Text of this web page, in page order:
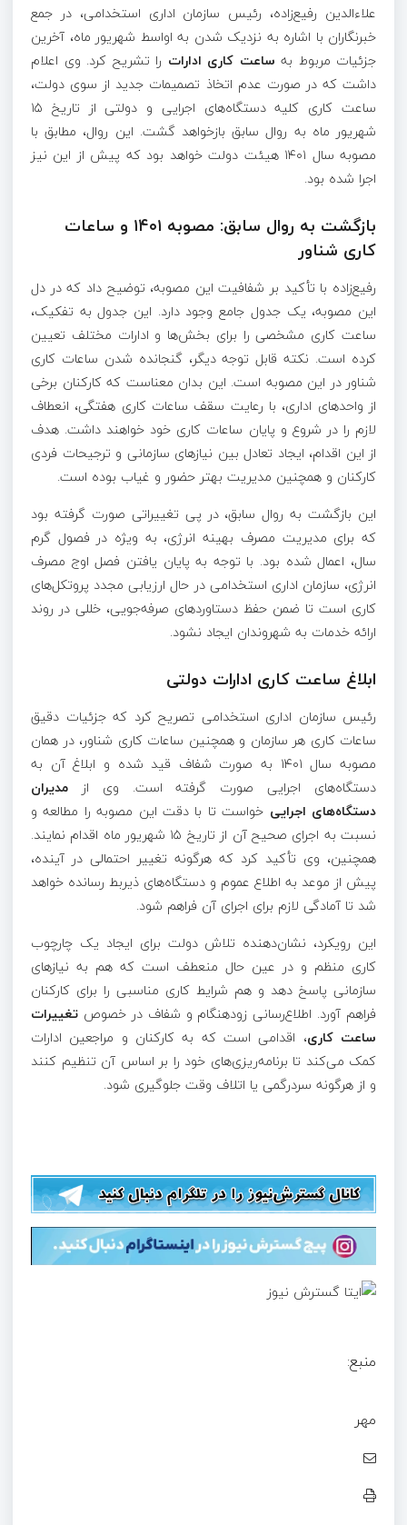
علاءالدین رفیع‌زاده، رئیس سازمان اداری استخدامی، در جمع
خبرنگاران با اشاره به نزدیک شدن به اواسط شهریور ماه، آخرین
جزئیات مربوط به ساعت کاری ادارات را تشریح کرد. وی اعلام
داشت که در صورت عدم اتخاذ تصمیمات جدید از سوی دولت،
ساعت کاری کلیه دستگاه‌های اجرایی و دولتی از تاریخ ۱۵
شهریور ماه به روال سابق بازخواهد گشت. این روال، مطابق با
مصوبه سال ۱۴۰۱ هیئت دولت خواهد بود که پیش از این نیز
اجرا شده بود.
بازگشت به روال سابق: مصوبه ۱۴۰۱ و ساعات
کاری شناور
رفیع‌زاده با تأکید بر شفافیت این مصوبه، توضیح داد که در دل
این مصوبه، یک جدول جامع وجود دارد. این جدول به تفکیک،
ساعت کاری مشخصی را برای بخش‌ها و ادارات مختلف تعیین
کرده است. نکته قابل توجه دیگر، گنجانده شدن ساعات کاری
شناور در این مصوبه است. این بدان معناست که کارکنان برخی
از واحدهای اداری، با رعایت سقف ساعات کاری هفتگی، انعطاف
لازم را در شروع و پایان ساعات کاری خود خواهند داشت. هدف
از این اقدام، ایجاد تعادل بین نیازهای سازمانی و ترجیحات فردی
کارکنان و همچنین مدیریت بهتر حضور و غیاب بوده است.
این بازگشت به روال سابق، در پی تغییراتی صورت گرفته بود
که برای مدیریت مصرف بهینه انرژی، به ویژه در فصول گرم
سال، اعمال شده بود. با توجه به پایان یافتن فصل اوج مصرف
انرژی، سازمان اداری استخدامی در حال ارزیابی مجدد پروتکل‌های
کاری است تا ضمن حفظ دستاوردهای صرفه‌جویی، خللی در روند
ارائه خدمات به شهروندان ایجاد نشود.
ابلاغ ساعت کاری ادارات دولتی
رئیس سازمان اداری استخدامی تصریح کرد که جزئیات دقیق
ساعات کاری هر سازمان و همچنین ساعات کاری شناور، در همان
مصوبه سال ۱۴۰۱ به صورت شفاف قید شده و ابلاغ آن به
دستگاه‌های اجرایی صورت گرفته است. وی از مدیران
دستگاه‌های اجرایی خواست تا با دقت این مصوبه را مطالعه و
نسبت به اجرای صحیح آن از تاریخ ۱۵ شهریور ماه اقدام نمایند.
همچنین، وی تأکید کرد که هرگونه تغییر احتمالی در آینده،
پیش از موعد به اطلاع عموم و دستگاه‌های ذیربط رسانده خواهد
شد تا آمادگی لازم برای اجرای آن فراهم شود.
این رویکرد، نشان‌دهنده تلاش دولت برای ایجاد یک چارچوب
کاری منظم و در عین حال منعطف است که هم به نیازهای
سازمانی پاسخ دهد و هم شرایط کاری مناسبی را برای کارکنان
فراهم آورد. اطلاع‌رسانی زودهنگام و شفاف در خصوص تغییرات
ساعت کاری، اقدامی است که به کارکنان و مراجعین ادارات
کمک می‌کند تا برنامه‌ریزی‌های خود را بر اساس آن تنظیم کنند
و از هرگونه سردرگمی یا اتلاف وقت جلوگیری شود.
منبع:
مهر